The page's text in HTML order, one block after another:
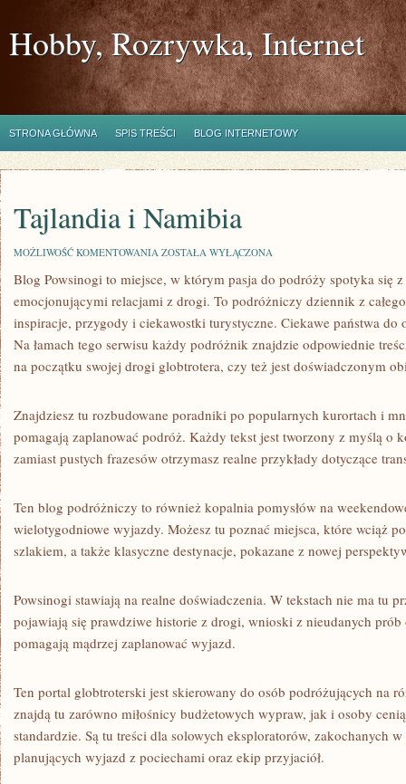
Hobby, Rozrywka, Internet
STRONA GŁÓWNA SPIS TREŚCI BLOG INTERNETOWY
Tajlandia i Namibia
MOŻLIWOŚĆ KOMENTOWANIA TAJLANDIA
NAMIBIA
ZOSTAŁA WYŁĄCZONA
Blog Powsinogi to miejsce, w którym pasja do podróży spotyka się
emocjonującymi relacjami z drogi. To podróżniczy dziennik z
inspiracje, przygody i ciekawostki turystyczne. Ciekawe państwa
Na łamach tego serwisu każdy podróżnik znajdzie odpowiednie
na początku swojej drogi globtrotera, czy też jest doświadczonym
Znajdziesz tu rozbudowane poradniki po popularnych kurortach i
pomagają zaplanować podróż. Każdy tekst jest tworzony z myślą o
zamiast pustych frazesów otrzymasz realne przykłady dotyczące
Ten blog podróżniczy to również kopalnia pomysłów na
wielotygodniowe wyjazdy. Możesz tu poznać miejsca, które wciąż
szlakiem, a także klasyczne destynacje, pokazane z nowej
Powsinogi stawiają na realne doświadczenia. W tekstach nie ma tu
pojawiają się prawdziwe historie z drogi, wnioski z nieudanych prób
pomagają mądrzej zaplanować wyjazd.
Ten portal globtroterski jest skierowany do osób podróżujących na
znajdą tu zarówno miłośnicy budżetowych wypraw, jak i osoby
standardzie. Są tu treści dla solowych eksploratorów, zakochanych
planujących wyjazd z pociechami oraz ekip przyjaciół.